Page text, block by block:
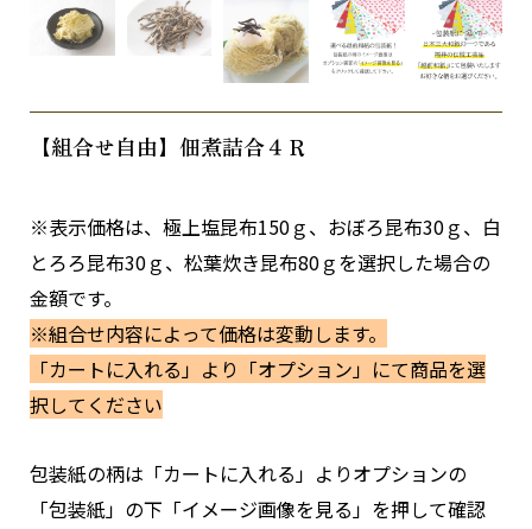
【組合せ自由】佃煮詰合４Ｒ
※表示価格は、極上塩昆布150ｇ、おぼろ昆布30ｇ、白
とろろ昆布30ｇ、松葉炊き昆布80ｇを選択した場合の
金額です。
※組合せ内容によって価格は変動します。
「カートに入れる」より「オプション」にて商品を選
択してください
包装紙の柄は「カートに入れる」よりオプションの
「包装紙」の下「イメージ画像を見る」を押して確認